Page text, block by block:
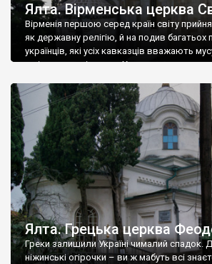
Ялта. Вірменська церква
Вірменія першою серед країн світу
як державну релігію, й на подив багатьох
українців, які усіх кавказців вважають
є відданими вірянами Христа
Ялта. Грецька церква
Греки залишили Україні чималий спадок.
ніжинські огірочки – ви ж мабуть всі